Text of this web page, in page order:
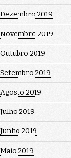
Dezembro 2019
Novembro 2019
Outubro 2019
Setembro 2019
Agosto 2019
Julho 2019
Junho 2019
Maio 2019